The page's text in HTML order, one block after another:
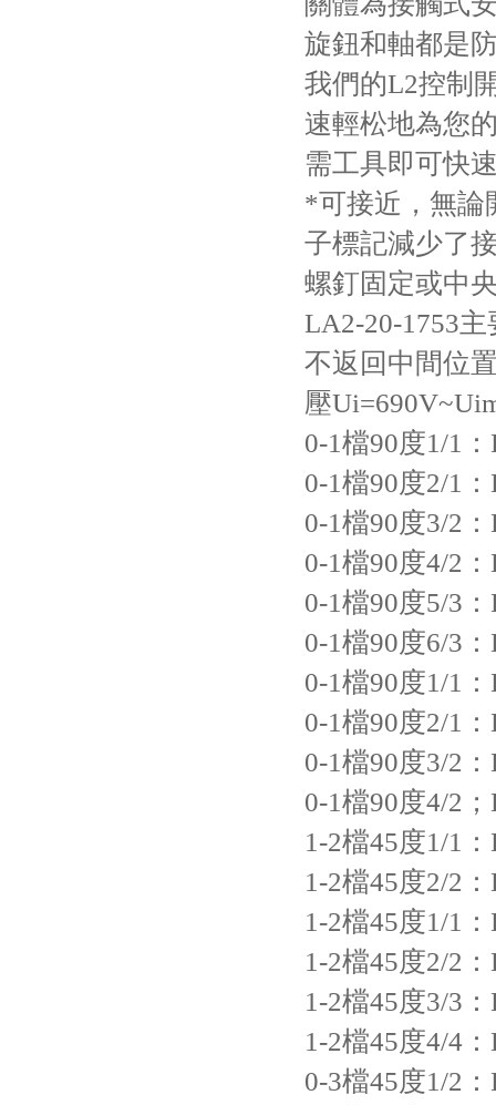
旋鈕和軸都是
我們的L2控制
速輕松地為您
需工具即可快
*可接近，無論
子標記減少了
螺釘固定或中
LA2-20-1753
不返回中間位
壓
0-1檔90度1/1
0-1檔90度2/1
0-1檔90度3/2
0-1檔90度4/2
0-1檔90度5/3
0-1檔90度6/3
0-1檔90度1/1
0-1檔90度2/1
0-1檔90度3/2
0-1檔90度4/2
1-2檔45度1/1
1-2檔45度2/2
1-2檔45度1/1
1-2檔45度2/2
1-2檔45度3/3
1-2檔45度4/4
0-3檔45度1/2